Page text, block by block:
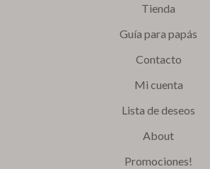
Tienda
Guía para papás
Contacto
Mi cuenta
Lista de deseos
About
Promociones!